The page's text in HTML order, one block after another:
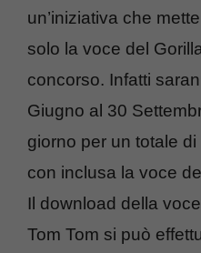
un’iniziativa che
solo la voce del
concorso. Infatti
Giugno al 30
giorno per un totale
con inclusa la voce
Il download della
Tom Tom si può